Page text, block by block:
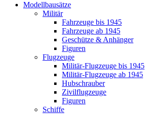
Modellbausätze
Militär
Fahrzeuge bis 1945
Fahrzeuge ab 1945
Geschütze & Anhänger
Figuren
Flugzeuge
Militär-Flugzeuge bis 1945
Militär-Flugzeuge ab 1945
Hubschrauber
Zivilflugzeuge
Figuren
Schiffe